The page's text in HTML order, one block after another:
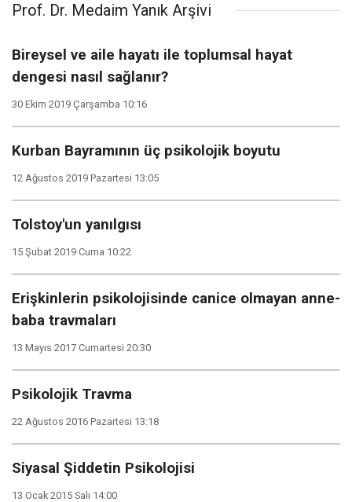
Prof. Dr. Medaim Yanık Arşivi
Bireysel ve aile hayatı ile toplumsal hayat
dengesi nasıl sağlanır?
30 Ekim 2019 Çarşamba 10:16
Kurban Bayramının üç psikolojik boyutu
12 Ağustos 2019 Pazartesi 13:05
Tolstoy'un yanılgısı
15 Şubat 2019 Cuma 10:22
Erişkinlerin psikolojisinde canice olmayan anne-
baba travmaları
13 Mayıs 2017 Cumartesi 20:30
Psikolojik Travma
22 Ağustos 2016 Pazartesi 13:18
Siyasal Şiddetin Psikolojisi
13 Ocak 2015 Salı 14:00